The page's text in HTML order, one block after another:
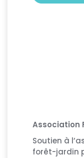
Association
Soutien à
forêt-jardin